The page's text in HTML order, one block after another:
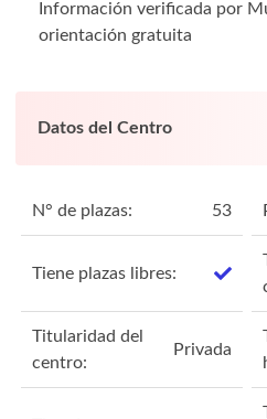
Información verificada por
orientación gratuita
Datos del Centro
N° de plazas: 53
Tiene plazas libres:
Titularidad del
centro:
Privada